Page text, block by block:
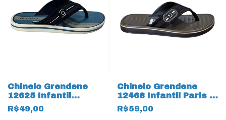
Chinelo Grendene
12625 Infantil
Cartago 19957
Palermo
R$49,00
Chinelo Grendene
12468 Infantil Paris II
19954 Marrom
R$59,00